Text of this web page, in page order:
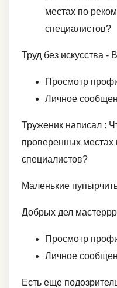
местах по
специалистов?
Труд без искусства -
Просмотр
Личное
Труженик написал :
проверенных
специалистов?
Маленькие
Добрых дел
Просмотр
Личное
Есть еще